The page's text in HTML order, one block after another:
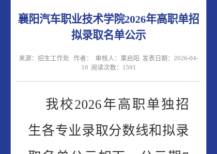
襄阳汽车职业技术学院2026年高职单招
拟录取名单公示
来源：招生工作处 作者： 审核人：栗启阳 发表日期：2026-04-
10 阅读次数：
1591
我校2026年高职单独招
生各专业录取分数线和拟录